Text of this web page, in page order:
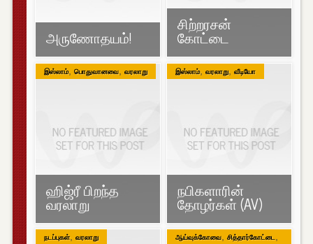
அருணோதயம்!
சிற்றரசன்
கோட்டை
இஸ்லாம், பொதுவானவை, வரலாறு
ஹிஜ்ரீ பிறந்த
வரலாறு
இஸ்லாம், வரலாறு, வீடியோ
நபிகளாரின்
தோழர்கள் (AV)
நடப்புகள், வரலாறு ஆய்வுக்கோவை, சித்தார்கோட்டை,